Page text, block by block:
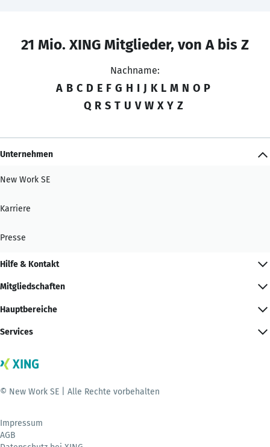
21 Mio. XING Mitglieder, von A bis Z
Nachname:
A B C D E F G H I J K L M N O P
Q R S T U V W X Y Z
Unternehmen
New Work SE
Karriere
Presse
Hilfe & Kontakt
Mitgliedschaften
Hauptbereiche
Services
© New Work SE | Alle Rechte vorbehalten
Impressum
AGB